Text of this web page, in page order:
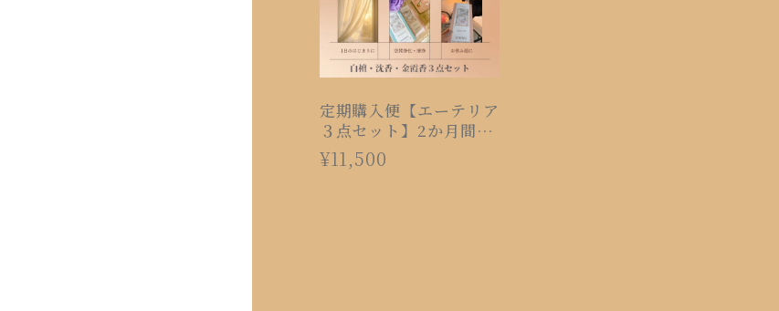
定期購入便【エーテリア
３点セット】2か月間
隔・送料無料
¥11,500